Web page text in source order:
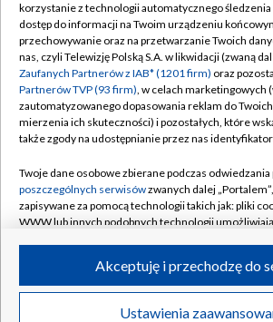
TVP
Abonament TVP
Emisja w TVP
Centrum informacji TVP
Naziemna Telewizja Cyfrowa
Rada Programowa
System NOS
Informacje o nadawcy
Program dla prasy
Regulamin TVP
Polityka
Moje zgody
Pomoc
Kontakt
Kanały
©2026 Telewizja Polska S.A. w
korzystanie z technologii automatycznego śledzenia
dostęp do informacji na Twoim urządzeniu
przechowywanie oraz na przetwarzanie Twoich
nas, czyli Telewizję Polską S.A. w likwidacji (zwaną
Zaufanych Partnerów z IAB* (1201 firm) oraz
Partnerów TVP (93 firm), w celach marketingowych
zautomatyzowanego dopasowania reklam do
mierzenia ich skuteczności) i pozostałych, które
także zgody na udostępnianie przez nas
Twoje dane osobowe zbierane podczas odwiedzania
poszczególnych serwisówzwanych dalej
zapisywane za pomocą technologii takich jak: pliki
WWW lub innych podobnych technologii
ruchu w Internecie.
Twoje dane osobowe zbierane podczas odwiedzania
Ustawienia
Akceptuję i przechodzę do